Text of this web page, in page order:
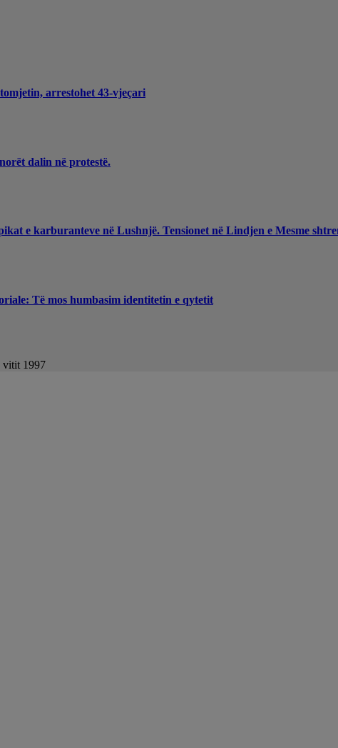
arrestohet 43-vjeçari
dalin në protestë.
e karburanteve në Lushnjë. Tensionet në Lindjen e Mesme
Të mos humbasim identitetin e qytetit
vitit 1997